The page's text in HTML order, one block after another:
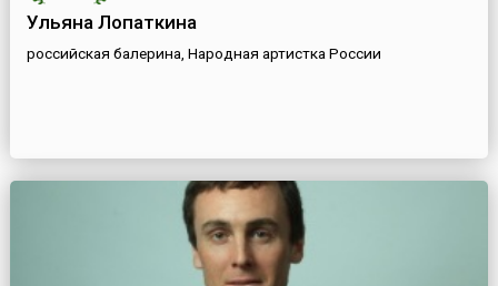
Ульяна Лопаткина
российская балерина, Народная артистка России